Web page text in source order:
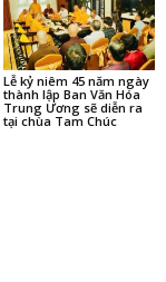
Lễ kỷ niêm 45 năm ngày
thành lập Ban Văn Hóa
Trung Ương sẽ diễn ra
tại chùa Tam Chúc